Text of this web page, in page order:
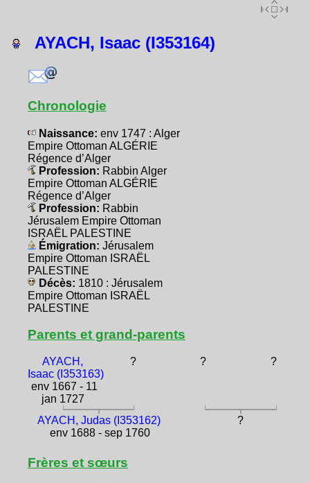
AYACH, Isaac (I353164)
Chronologie
Naissance: env 1747 : Alger
Empire Ottoman ALGÉRIE
Régence d’Alger
Profession: Rabbin Alger
Empire Ottoman ALGÉRIE
Régence d’Alger
Profession: Rabbin
Jérusalem Empire Ottoman
ISRAËL PALESTINE
Émigration: Jérusalem
Empire Ottoman ISRAËL
PALESTINE
Décès: 1810 : Jérusalem
Empire Ottoman ISRAËL
PALESTINE
Parents et grand-parents
AYACH,
Isaac (I353163)
env 1667 - 11
jan 1727
? ? ?
AYACH, Judas (I353162)
env 1688 - sep 1760
?
Frères et sœurs